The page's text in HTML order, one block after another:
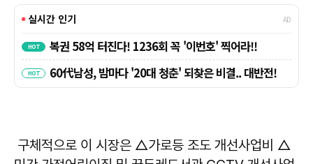
구체적으로 이 시장은 △가로등 조도 개선사업비 △